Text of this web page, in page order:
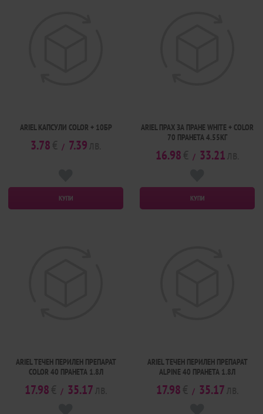
ARIEL КАПСУЛИ COLOR + 10БР
3.78 / 7.39
КУПИ
ARIEL ПРАХ ЗА ПРАНЕ WHITE + COLOR
70 ПРАНЕТА 4.55КГ
16.98 / 33.21
КУПИ
ARIEL ТЕЧЕН ПЕРИЛЕН ПРЕПАРАТ
COLOR 40 ПРАНЕТА 1.8Л
17.98 / 35.17
ARIEL ТЕЧЕН ПЕРИЛЕН ПРЕПАРАТ
ALPINE 40 ПРАНЕТА 1.8Л
17.98 / 35.17